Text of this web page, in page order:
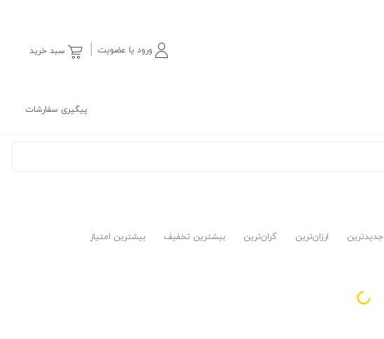
سبد خرید ورود یا عضویت
پیگیری سفارشات
جدیدترین ارزان‌ترین گران‌ترین بیشترین تخفیف بیشترین امتیاز